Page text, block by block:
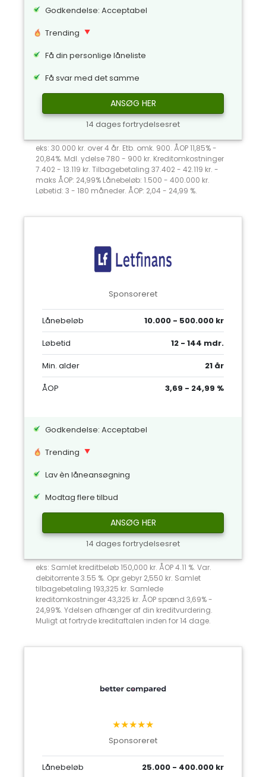
Godkendelse: Acceptabel
Trending
Få din personlige låneliste
Få svar med det samme
ANSØG HER
14 dages fortrydelsesret
eks: 30.000 kr. over 4 år. Etb. omk. 900. ÅOP 11,85% -
20,84%. Mdl. ydelse 780 - 900 kr. Kreditomkostninger
7.402 - 13.119 kr. Tilbagebetaling 37.402 - 42.119 kr. -
maks ÅOP: 24,99% Lånebeløb: 1.500 - 400.000 kr.
Løbetid: 3 - 180 måneder. ÅOP: 2,04 - 24,99 %.
Sponsoreret
Lånebeløb
10.000 - 500.000 kr
Løbetid
12 - 144 mdr.
Min. alder
21 år
ÅOP
3,69 - 24,99 %
Godkendelse: Acceptabel
Trending
Lav èn låneansøgning
Modtag flere tilbud
ANSØG HER
14 dages fortrydelsesret
eks: Samlet kreditbeløb 150,000 kr. ÅOP 4.11 %. Var.
debitorrente 3.55 %. Opr.gebyr 2,550 kr. Samlet
tilbagebetaling 193,325 kr. Samlede
kreditomkostninger 43,325 kr. ÅOP spænd 3,69% -
24,99%. Ydelsen afhænger af din kreditvurdering.
Muligt at fortryde kreditaftalen inden for 14 dage.
★★★★★
Sponsoreret
Lånebeløb 25.000 - 400.000 kr